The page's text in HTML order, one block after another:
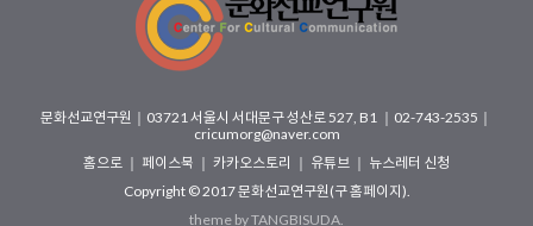
문화선교연구원 ｜ 03721 서울시 서대문구 성산로 527, B1 ｜02-743-2535｜
cricumorg@naver.com
홈으로 ｜ 페이스북 ｜ 카카오스토리 ｜ 유튜브 ｜ 뉴스레터 신청
Copyright © 2017문화선교연구원(구 홈페이지).
theme byTANGBISUDA.